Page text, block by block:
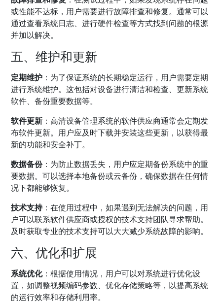
或性能不达标，用户需要进行故障排查和修复。通常可以
通过查看系统日志、进行硬件检查等方式找到问题的根源
并加以解决。
五、维护和更新
定期维护 ：为了保证系统的长期稳定运行，用户需要定期
进行系统维护。这包括对设备进行清洁和检查、更新系统
软件、备份重要数据等。
软件更新 ：高清设备管理系统的软件供应商通常会定期发
布软件更新。用户应及时下载并安装这些更新，以获得最
新的功能和安全补丁。
数据备份：为防止数据丢失，用户应定期备份系统中的重
要数据。可以选择本地备份或云备份，确保数据在任何情
况下都能够恢复。
技术支持：在使用过程中，如果遇到无法解决的问题，用
户可以联系软件供应商或授权的技术支持团队寻求帮助。
及时获取专业的技术支持可以大大减少系统故障的影响。
六、优化和扩展
系统优化：根据使用情况，用户可以对系统进行优化设
置，如调整视频编码参数、优化存储策略等，以提高系统
的运行效率和存储利用率。